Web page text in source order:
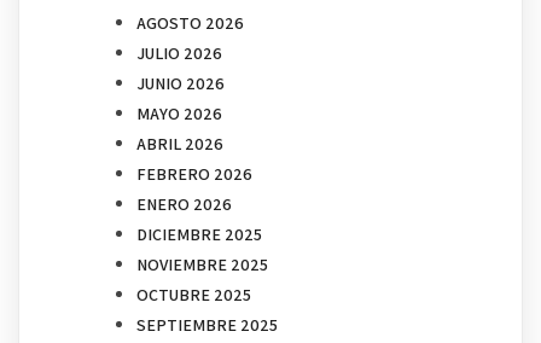
AGOSTO 2026
JULIO 2026
JUNIO 2026
MAYO 2026
ABRIL 2026
FEBRERO 2026
ENERO 2026
DICIEMBRE 2025
NOVIEMBRE 2025
OCTUBRE 2025
SEPTIEMBRE 2025